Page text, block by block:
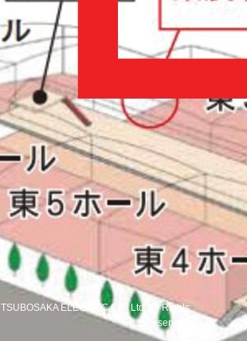
TSUBOSAKA ELECTRIC Co., Ltd
. All Rights
Reserved.